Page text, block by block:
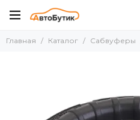
Главная Каталог Сабвуферы